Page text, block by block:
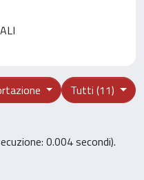
Tutti (11)
0.004 secondi).